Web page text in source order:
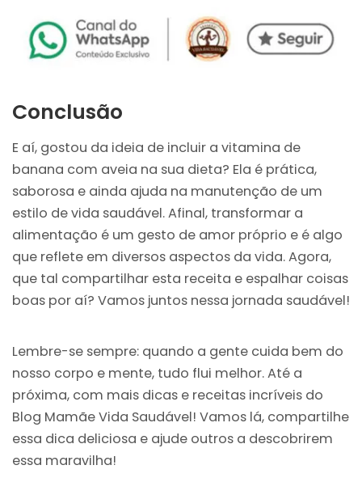
Conclusão
E aí, gostou da ideia de incluir a vitamina de
banana com aveia na sua dieta? Ela é prática,
saborosa e ainda ajuda na manutenção de um
estilo de vida saudável. Afinal, transformar a
alimentação é um gesto de amor próprio e é algo
que reflete em diversos aspectos da vida. Agora,
que tal compartilhar esta receita e espalhar coisas
boas por aí? Vamos juntos nessa jornada saudável!
Lembre-se sempre: quando a gente cuida bem do
nosso corpo e mente, tudo flui melhor. Até a
próxima, com mais dicas e receitas incríveis do
Blog Mamãe Vida Saudável! Vamos lá, compartilhe
essa dica deliciosa e ajude outros a descobrirem
essa maravilha!